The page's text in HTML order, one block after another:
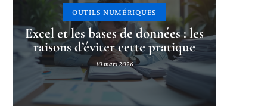
OUTILS NUMÉRIQUES
Excel et les bases de données : les
raisons d’éviter cette pratique
10 mars 2026